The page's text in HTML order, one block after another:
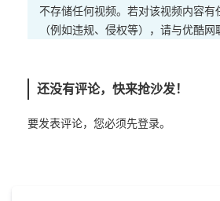
不存储任何视频。若对该视频内容有
（例如违规、侵权等），请与优酷网
还没有评论，快来抢沙发！
要发表评论，您必须先登录。